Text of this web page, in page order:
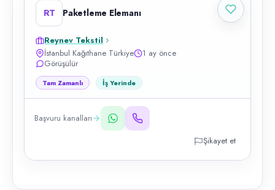
RT Paketleme Elemanı
Reynev Tekstil
İstanbul Kağıthane Türkiye
1 ay önce
Görüşülür
Tam Zamanlı İş Yerinde
Başvuru kanalları
Şikayet et